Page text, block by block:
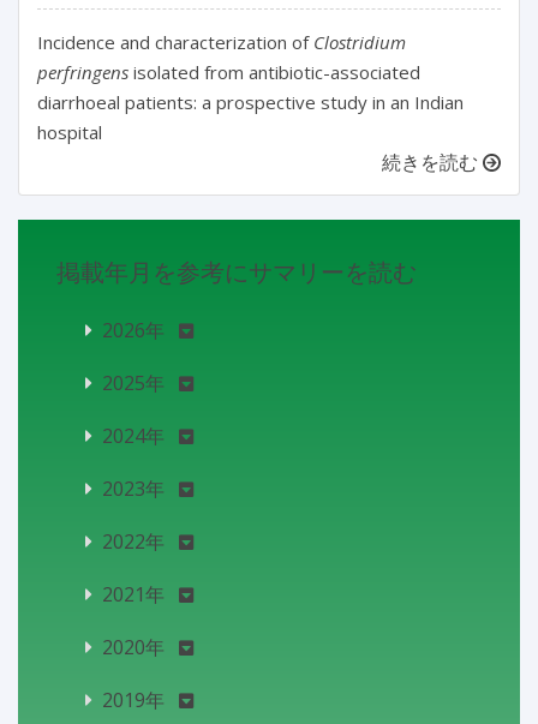
Incidence and characterization of Clostridium
perfringens isolated from antibiotic-associated
diarrhoeal patients: a prospective study in an Indian
hospital
続きを読む
掲載年月を参考にサマリーを読む
2026年
2025年
2024年
2023年
2022年
2021年
2020年
2019年